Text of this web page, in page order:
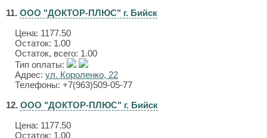
11. ООО "ДОКТОР-ПЛЮС" г. Бийск
Цена: 1177.50
Остаток: 1.00
Остаток, всего: 1.00
Тип оплаты:
Адрес: ул. Короленко, 22
Телефоны: +7(963)509-05-77
12. ООО "ДОКТОР-ПЛЮС" г. Бийск
Цена: 1177.50
Остаток: 1.00